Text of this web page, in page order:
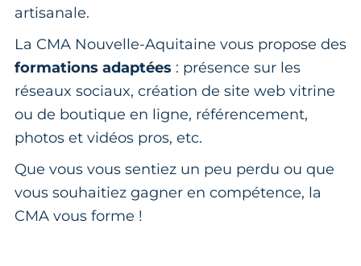
artisanale.
La CMA Nouvelle-Aquitaine vous propose des
formations adaptées : présence sur les
réseaux sociaux, création de site web vitrine
ou de boutique en ligne, référencement,
photos et vidéos pros, etc.
Que vous vous sentiez un peu perdu ou que
vous souhaitiez gagner en compétence, la
CMA vous forme !